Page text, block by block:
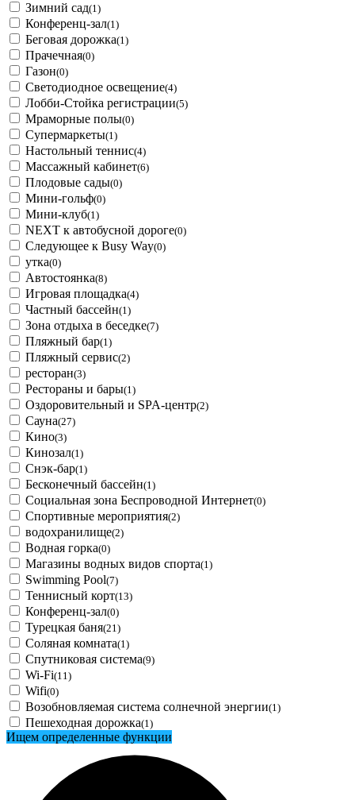
Зимний сад(1)
Конференц-зал(1)
Беговая дорожка(1)
Прачечная(0)
Газон(0)
Светодиодное освещение(4)
Лобби-Стойка регистрации(5)
Мраморные полы(0)
Супермаркеты(1)
Настольный теннис(4)
Массажный кабинет(6)
Плодовые сады(0)
Мини-гольф(0)
Мини-клуб(1)
NEXT к автобусной дороге(0)
Следующее к Busy Way(0)
утка(0)
Автостоянка(8)
Игровая площадка(4)
Частный бассейн(1)
Зона отдыха в беседке(7)
Пляжный бар(1)
Пляжный сервис(2)
ресторан(3)
Рестораны и бары(1)
Оздоровительный и SPA-центр(2)
Сауна(27)
Кино(3)
Кинозал(1)
Снэк-бар(1)
Бесконечный бассейн(1)
Социальная зона Беспроводной Интернет(0)
Спортивные мероприятия(2)
водохранилище(2)
Водная горка(0)
Магазины водных видов спорта(1)
Swimming Pool(7)
Теннисный корт(13)
Конференц-зал(0)
Турецкая баня(21)
Соляная комната(1)
Спутниковая система(9)
Wi-Fi(11)
Wifi(0)
Возобновляемая система солнечной энергии(1)
Пешеходная дорожка(1)
Ищем определенные функции